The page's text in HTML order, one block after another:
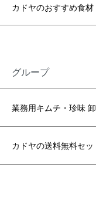
カドヤのおすすめ食材
グループ
業務用キムチ・珍味
カドヤの送料無料セッ